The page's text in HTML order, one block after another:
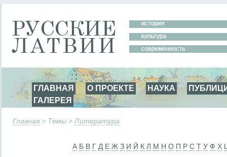
ГЛАВНАЯ О ПРОЕКТЕ НАУКА
ГАЛЕРЕЯ
Главная > Темы > Литература
А Б В Г Д Е Ж З И Й К Л М Н О П Р С Т У Ф Х